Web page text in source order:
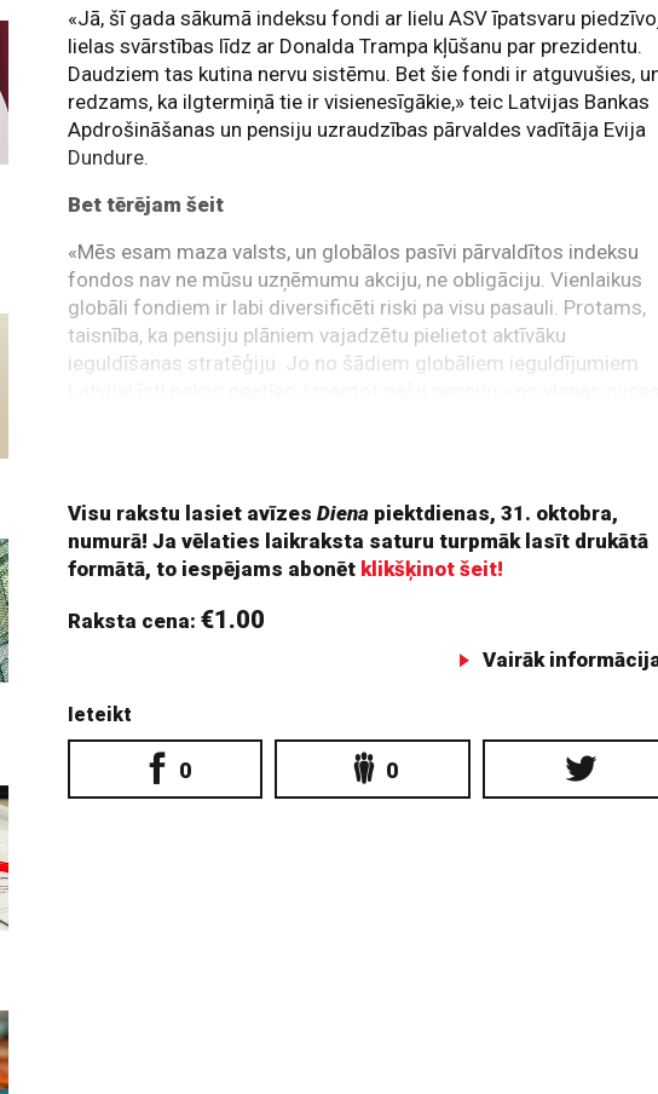
«Jā, šī gada sākumā indeksu fondi ar lielu ASV īpatsvaru
lielas svārstības līdz ar Donalda Trampa kļūšanu par prezidentu.
Daudziem tas kutina nervu sistēmu. Bet šie fondi ir atguvušies,
redzams, ka ilgtermiņā tie ir visienesīgākie,» teic Latvijas Bankas
Apdrošināšanas un pensiju uzraudzības pārvaldes vadītāja Evija
Dundure.
Bet tērējam šeit
«Mēs esam maza valsts, un globālos pasīvi pārvaldītos indeksu
fondos nav ne mūsu uzņēmumu akciju, ne obligāciju. Vienlaikus
globāli fondiem ir labi diversificēti riski pa visu pasauli. Protams,
taisnība, ka pensiju plāniem vajadzētu pielietot aktīvāku
ieguldīšanas stratēģiju. Jo no šādiem globāliem ieguldījumiem
Visu rakstu lasiet avīzesDiena piektdienas, 31. oktobra,
numurā! Ja vēlaties laikraksta saturu turpmāk lasīt drukātā
formātā, to iespējams abonēt klikšķinot šeit!
Raksta cena:€1.00
Vairāk
Ieteikt
0 0